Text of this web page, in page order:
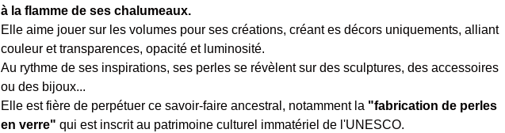
à la flamme de ses chalumeaux.
Elle aime jouer sur les volumes pour ses créations, créant es décors uniquements, alliant
couleur et transparences, opacité et luminosité.
Au rythme de ses inspirations, ses perles se révèlent sur des sculptures, des accessoires
ou des bijoux...
Elle est fière de perpétuer ce savoir-faire ancestral, notamment la "fabrication de perles
en verre" qui est inscrit au patrimoine culturel immatériel de l'UNESCO.